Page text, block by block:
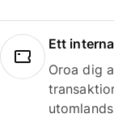
Ett
Oroa dig